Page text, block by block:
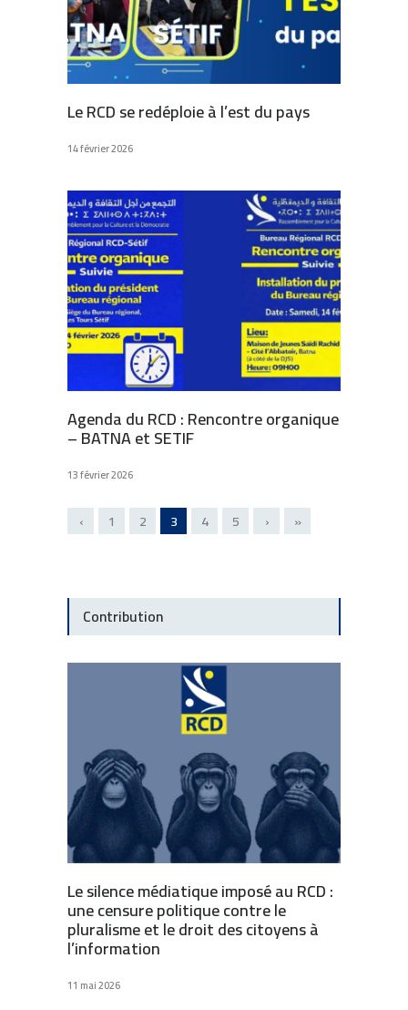
Le RCD se redéploie à l’est du pays
14 février 2026
Agenda du RCD : Rencontre organique
– BATNA et SETIF
13 février 2026
‹ 1 2 3 4 5 › »
Contribution
Le silence médiatique imposé au RCD :
une censure politique contre le
pluralisme et le droit des citoyens à
l’information
11 mai 2026